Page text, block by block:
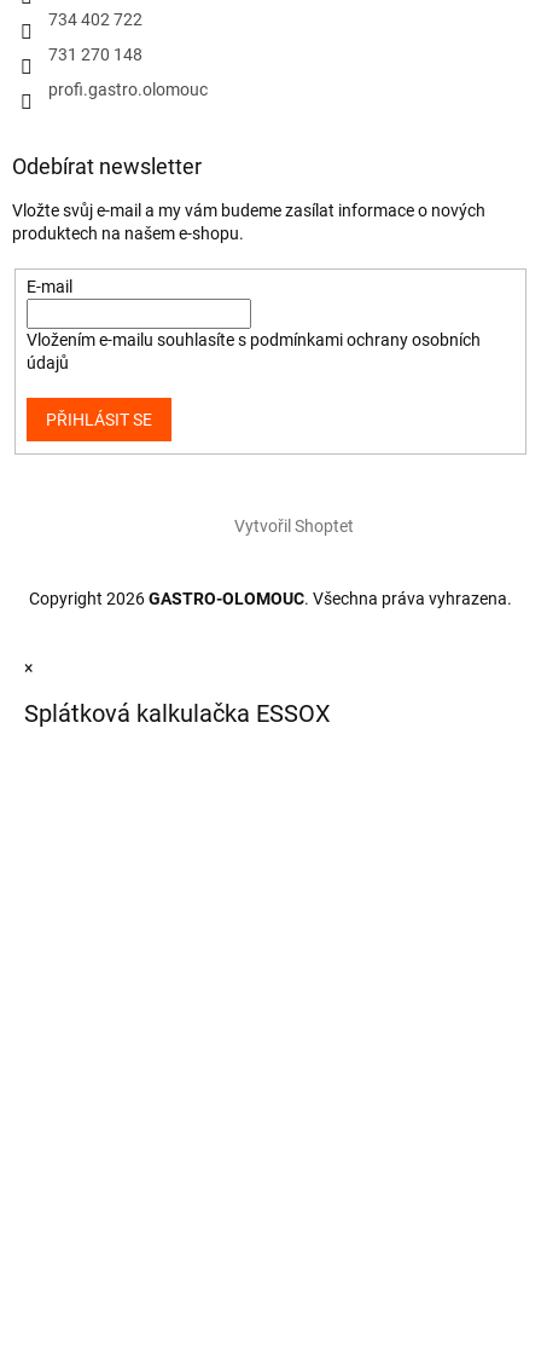
734 402 722
731 270 148
profi.gastro.olomouc
Odebírat newsletter
Vložte svůj e-mail a my vám budeme zasílat informace o nových
produktech na našem e-shopu.
E-mail
Vložením e-mailu souhlasíte s podmínkami ochrany osobních
údajů
PŘIHLÁSIT SE
Vytvořil Shoptet
Copyright 2026GASTRO-OLOMOUC. Všechna práva vyhrazena.
×
Splátková kalkulačka ESSOX